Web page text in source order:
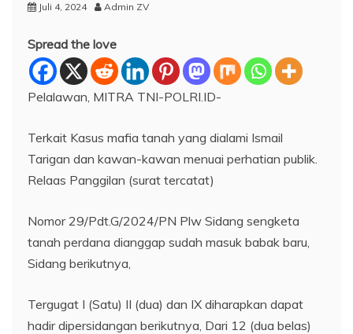
Juli 4, 2024 Admin ZV
Spread the love
Pelalawan, MITRA TNI-POLRI.ID-
Terkait Kasus mafia tanah yang dialami Ismail
Tarigan dan kawan-kawan menuai perhatian publik.
Relaas Panggilan (surat tercatat)
Nomor 29/Pdt.G/2024/PN Plw Sidang sengketa
tanah perdana dianggap sudah masuk babak baru,
Sidang berikutnya,
Tergugat I (Satu) II (dua) dan IX diharapkan dapat
hadir dipersidangan berikutnya, Dari 12 (dua belas)